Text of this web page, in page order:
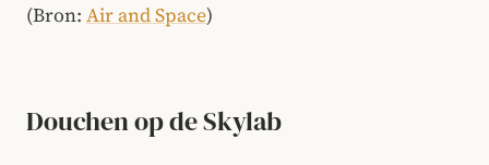
(Bron: Air and Space)
Douchen op de Skylab